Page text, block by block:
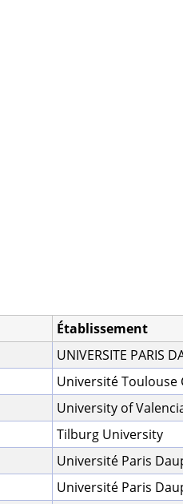
Établissement
UNIVERSITE PARIS
Université Toulouse
University of
Tilburg University
Université Paris
Université Paris